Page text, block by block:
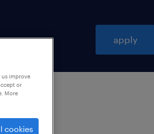
apply
improve
or
More
cookies